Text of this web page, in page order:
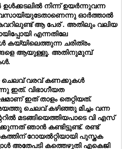
നിന്ന് ഉയർന്നുവന്ന
ഓർത്താൽ
ആ പേര് . അതിലും വലിയ
എന്നതിലേ
ചരിത്രം
ആയുള്ളൂ. അതിനുമുമ്പ്
ചെലവ് വരവ് കണക്കുകൾ
ഇത്. വിഭാഗീയത
ഇത് താളം തെറ്റിയത്.
ചെലവ് കഴിഞ്ഞു മിച്ചം വന്ന
മടങ്ങിയെത്തിയപാടെ വി എസ്
ഞാൻ കണ്ടിട്ടുണ്ട്. രണ്ട്
റോയൽറ്റിയായി പുസ്തക
അതേപടി കത്തെഴുതി എകെജി